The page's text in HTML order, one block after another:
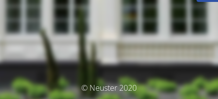
© Neuster 2020